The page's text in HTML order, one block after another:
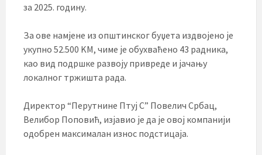
за 2025. годину.
За ове намјене из општинског буџета издвојено је
укупно 52.500 KМ, чиме је обухваћено 43 радника,
као вид подршке развоју привреде и јачању
локалног тржишта рада.
Директор “Перутнине Птуј С” Повелич Србац,
Велибор Поповић, изјавио је да је овој компанији
одобрен максималан износ подстицаја.